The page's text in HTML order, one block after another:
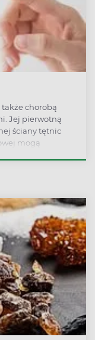
chorobą
Jej pierwotną
ściany tętnic
mogą